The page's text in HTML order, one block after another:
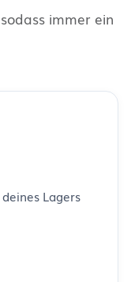
immer ein
Lagers